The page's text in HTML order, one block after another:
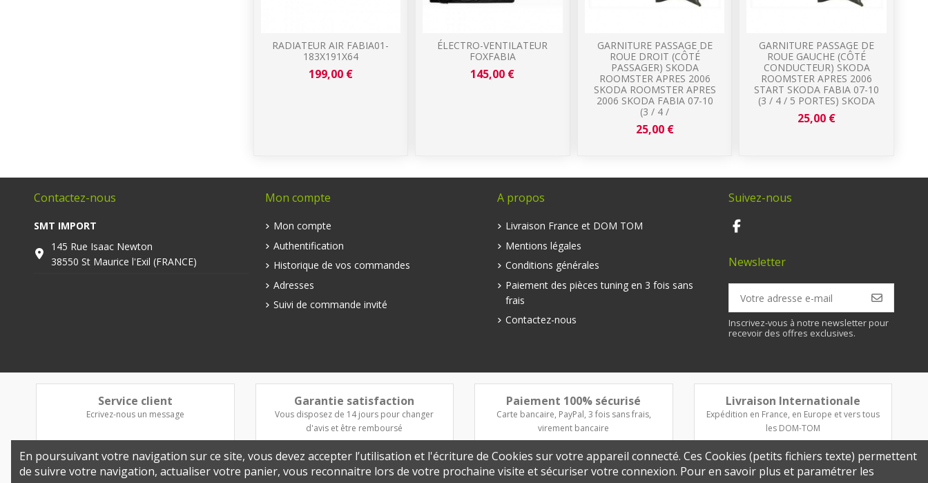
RADIATEUR AIR FABIA01-
183X191X64
199,00 €
ÉLECTRO-VENTILATEUR
FOXFABIA
145,00 €
GARNITURE PASSAGE DE
ROUE DROIT (CÔTÉ
PASSAGER) SKODA
ROOMSTER APRES 2006
SKODA ROOMSTER APRES
2006 SKODA FABIA 07-10
(3 / 4 /
25,00 €
GARNITURE PASSAGE DE
ROUE GAUCHE (CÔTÉ
CONDUCTEUR) SKODA
ROOMSTER APRES 2006
START SKODA FABIA 07-10
(3 / 4 / 5 PORTES) SKODA
25,00 €
Contactez-nous
SMT IMPORT
145 Rue Isaac Newton
38550 St Maurice l'Exil (FRANCE)
Mon compte
Mon compte
Authentification
Historique de vos commandes
Adresses
Suivi de commande invité
A propos
Livraison France et DOM TOM
Mentions légales
Conditions générales
Paiement des pièces tuning en 3 fois sans
frais
Contactez-nous
Suivez-nous
Newsletter
Inscrivez-vous à notre newsletter pour
recevoir des offres exclusives.
Service client
Ecrivez-nous un message
Garantie satisfaction
Vous disposez de 14 jours pour changer
d'avis et être remboursé
Paiement 100% sécurisé
Carte bancaire, PayPal, 3 fois sans frais,
virement bancaire
Livraison Internationale
Expédition en France, en Europe et vers tous
les DOM-TOM
En poursuivant votre navigation sur ce site, vous devez accepter l’utilisation et l'écriture de Cookies sur votre appareil connecté. Ces Cookies (petits fichiers texte) permettent
de suivre votre navigation, actualiser votre panier, vous reconnaitre lors de votre prochaine visite et sécuriser votre connexion. Pour en savoir plus et paramétrer les